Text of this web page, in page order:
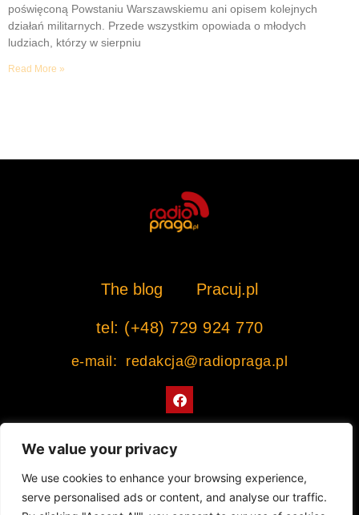
We value your privacy
We use cookies to enhance your browsing experience,
serve personalised ads or content, and analyse our traffic.
poświęconą Powstaniu Warszawskiemu ani opisem kolejnych
działań militarnych. Przede wszystkim opowiada o młodych
ludziach, którzy w sierpniu
Read More »
The blog Pracuj.pl
tel: (+48) 729 924 770
e-mail: redakcja@radiopraga.pl
F
a
c
o
k
Współpracujemy z Muzeum Warszawskiej Pragi
© 2022 All rights Reserved. Radiopraga.pl